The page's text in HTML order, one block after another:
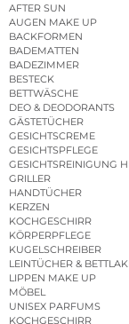
AFTER SUN
AUGEN MAKE UP
BACKFORMEN
BADEMATTEN
BADEZIMMER
BESTECK
BETTWÄSCHE
DEO & DEODORANTS
GÄSTETÜCHER
GESICHTSCREME
GESICHTSPFLEGE
GESICHTSREINIGUNG
GRILLER
HANDTÜCHER
KERZEN
KOCHGESCHIRR
KÖRPERPFLEGE
KUGELSCHREIBER
LEINTÜCHER &
LIPPEN MAKE UP
MÖBEL
UNISEX PARFUMS
KOCHGESCHIRR